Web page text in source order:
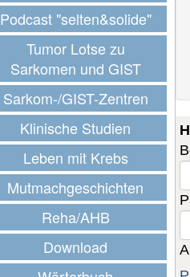
Podcast "selten&solide"
Tumor Lotse zu
Sarkomen und GIST
Sarkom-/GIST-Zentren
Klinische Studien
Leben mit Krebs
Mutmachgeschichten
Reha/AHB
Download